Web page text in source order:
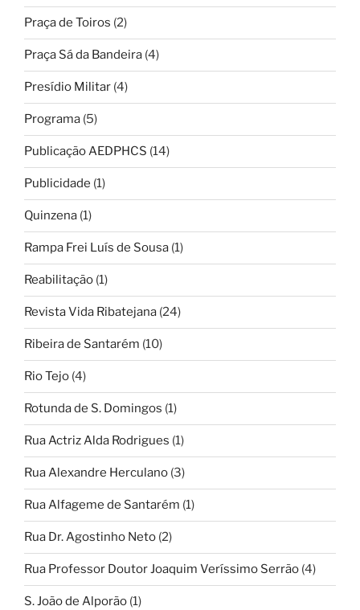
Praça de Toiros (2)
Praça Sá da Bandeira (4)
Presídio Militar (4)
Programa (5)
Publicação AEDPHCS (14)
Publicidade (1)
Quinzena (1)
Rampa Frei Luís de Sousa (1)
Reabilitação (1)
Revista Vida Ribatejana (24)
Ribeira de Santarém (10)
Rio Tejo (4)
Rotunda de S. Domingos (1)
Rua Actriz Alda Rodrigues (1)
Rua Alexandre Herculano (3)
Rua Alfageme de Santarém (1)
Rua Dr. Agostinho Neto (2)
Rua Professor Doutor Joaquim Veríssimo Serrão (4)
S. João de Alporão (1)